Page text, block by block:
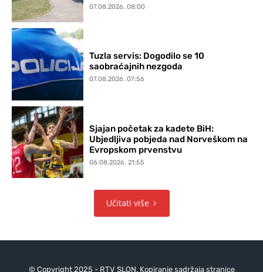
07.08.2026. 08:00
Tuzla servis: Dogodilo se 10
saobraćajnih nezgoda
07.08.2026. 07:56
Sjajan početak za kadete BiH:
Ubjedljiva pobjeda nad Norveškom na
Evropskom prvenstvu
06.08.2026. 21:55
Učitati više
© Copyright 2025 - RTV SLON. Kopiranje sadržaja stranice